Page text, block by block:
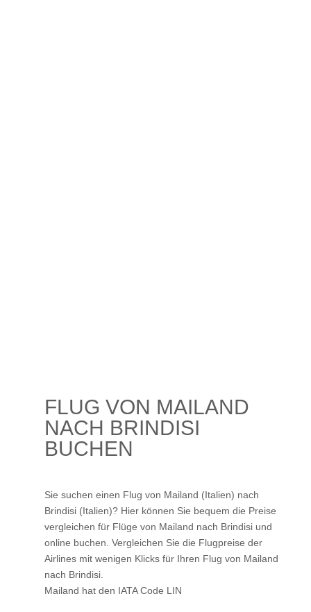
FLUG VON MAILAND
NACH BRINDISI
BUCHEN
Sie suchen einen Flug von Mailand (Italien) nach
Brindisi (Italien)? Hier können Sie bequem die Preise
vergleichen für Flüge von Mailand nach Brindisi und
online buchen. Vergleichen Sie die Flugpreise der
Airlines mit wenigen Klicks für Ihren Flug von Mailand
nach Brindisi.
Mailand hat den IATA Code LIN